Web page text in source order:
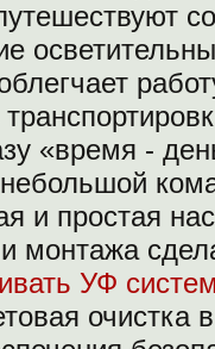
«время -
и простая
монтажа
УФ
очистка